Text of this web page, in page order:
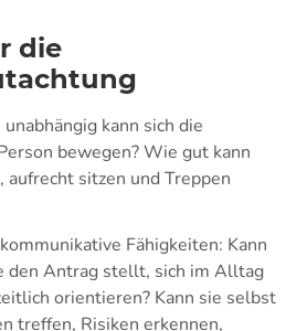
die
kann sich die
bewegen? Wie gut kann
aufrecht sitzen und Treppen
Fähigkeiten: Kann
den Antrag stellt, sich im Alltag
orientieren? Kann sie selbst
treffen, Risiken erkennen,